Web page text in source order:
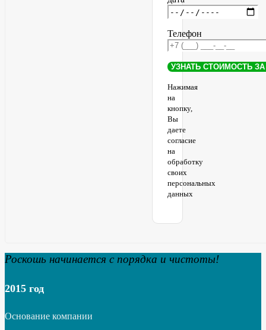
Телефон
Нажимая
на
кнопку,
Вы
даете
согласие
на
обработку
своих
персональных
данных
Роскошь начинается с порядка и чистоты!
2015 год
Основание компании